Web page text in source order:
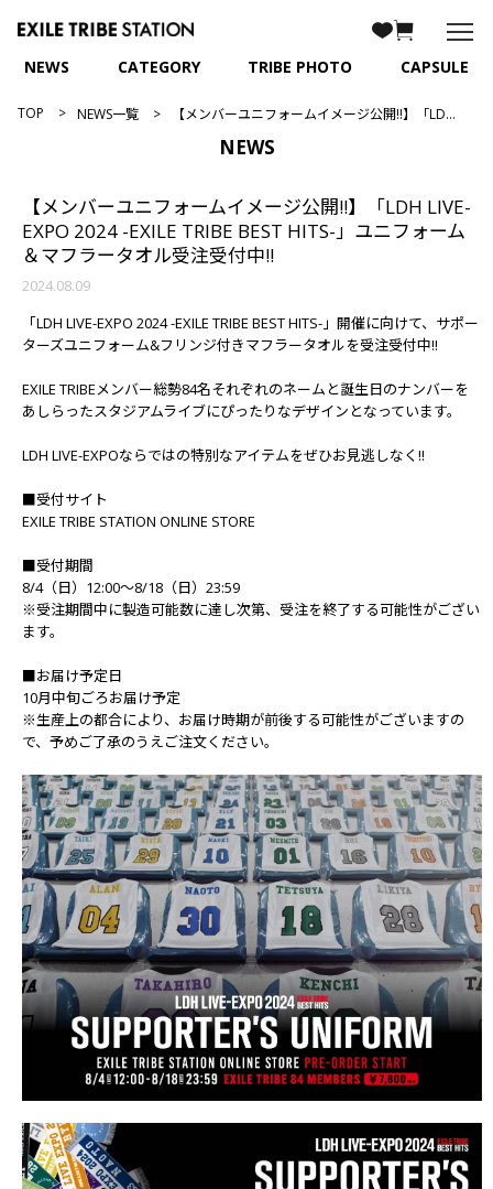
NEWS CATEGORY TRIBE PHOTO CAPSULE
TOP NEWS一覧 【メンバーユニフォームイメージ公開!!】「LDH LIVE-EXPO 2024 -EXILE TRIBE BEST HITS-」ユニフォーム＆マフラータオル受注受付中!!
NEWS
【メンバーユニフォームイメージ公開!!】「LDH LIVE-
EXPO 2024 -EXILE TRIBE BEST HITS-」ユニフォーム
＆マフラータオル受注受付中!!
2024.08.09
「LDH LIVE-EXPO 2024 -EXILE TRIBE BEST HITS-」開催に向けて、サポー
ターズユニフォーム&フリンジ付きマフラータオルを受注受付中!!
EXILE TRIBEメンバー総勢84名それぞれのネームと誕生日のナンバーを
あしらったスタジアムライブにぴったりなデザインとなっています。
LDH LIVE-EXPOならではの特別なアイテムをぜひお見逃しなく!!
■受付サイト
EXILE TRIBE STATION ONLINE STORE
■受付期間
8/4（日）12:00～8/18（日）23:59
※受注期間中に製造可能数に達し次第、受注を終了する可能性がござい
ます。
■お届け予定日
10月中旬ごろお届け予定
※生産上の都合により、お届け時期が前後する可能性がございますの
で、予めご了承のうえご注文ください。